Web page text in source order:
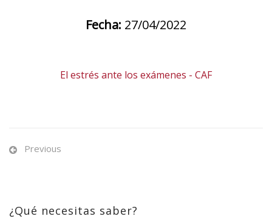
Fecha: 27/04/2022
El estrés ante los exámenes - CAF
Previous
¿Qué necesitas saber?